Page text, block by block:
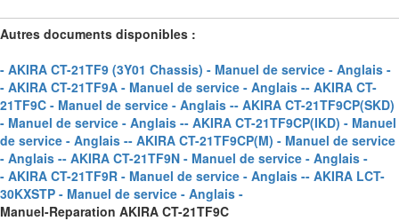
Autres documents disponibles :
- AKIRA CT-21TF9 (3Y01 Chassis) - Manuel de service - Anglais -
- AKIRA CT-21TF9A - Manuel de service - Anglais -- AKIRA CT-
21TF9C - Manuel de service - Anglais -- AKIRA CT-21TF9CP(SKD)
- Manuel de service - Anglais -- AKIRA CT-21TF9CP(IKD) - Manuel
de service - Anglais -- AKIRA CT-21TF9CP(M) - Manuel de service
- Anglais -- AKIRA CT-21TF9N - Manuel de service - Anglais -
- AKIRA CT-21TF9R - Manuel de service - Anglais -- AKIRA LCT-
30KXSTP - Manuel de service - Anglais -
Manuel-Reparation AKIRA CT-21TF9C